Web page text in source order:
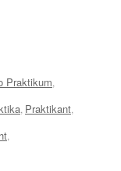
Praktikum
Praktikant